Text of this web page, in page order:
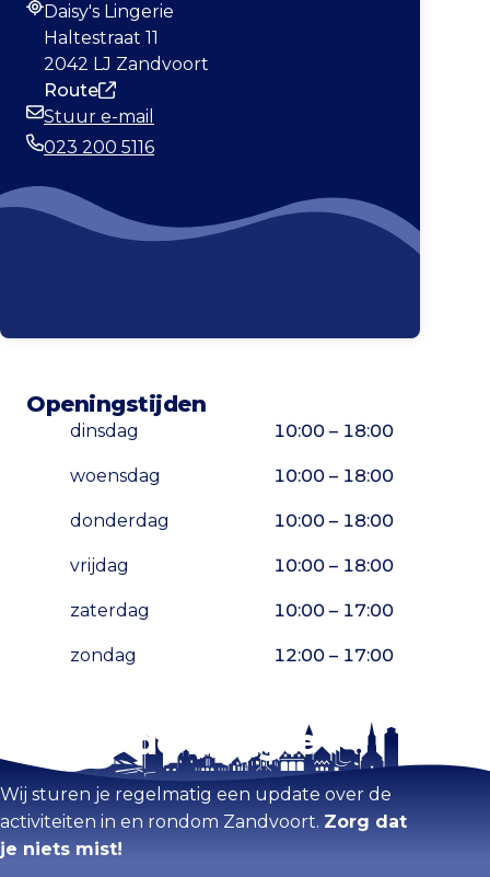
Adres
Daisy's Lingerie
Haltestraat 11
2042 LJ Zandvoort
Route
E-mailadres
Stuur e-mail
023 200 5116
Openingstijden
dinsdag 10:00 – 18:00
woensdag 10:00 – 18:00
donderdag 10:00 – 18:00
vrijdag 10:00 – 18:00
zaterdag 10:00 – 17:00
zondag 12:00 – 17:00
Kaart vergroten
Blijf op de hoogte
Wij sturen je regelmatig een update over de
activiteiten in en rondom Zandvoort. Zorg dat
je niets mist!